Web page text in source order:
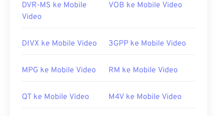
DVR-MS ke Mobile
Video
VOB ke Mobile Video
DIVX ke Mobile Video 3GPP ke Mobile Video
MPG ke Mobile Video RM ke Mobile Video
QT ke Mobile Video M4V ke Mobile Video